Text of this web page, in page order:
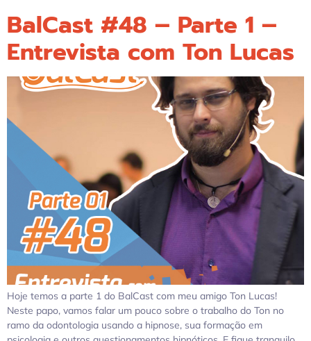
BalCast #48 – Parte 1 –
Entrevista com Ton Lucas
Hoje temos a parte 1 do BalCast com meu amigo Ton Lucas!
Neste papo, vamos falar um pouco sobre o trabalho do Ton no
ramo da odontologia usando a hipnose, sua formação em